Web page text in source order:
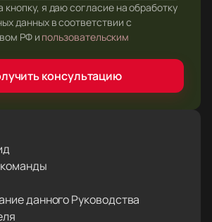
данного Руководства
я даю согласие на обработку
данных в соответствии с
РФ и пользовательским
консультацию